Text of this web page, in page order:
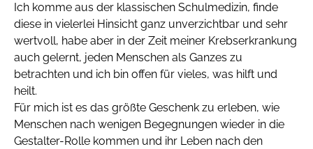
Ich komme aus der klassischen Schulmedizin, finde
diese in vielerlei Hinsicht ganz unverzichtbar und sehr
wertvoll, habe aber in der Zeit meiner Krebserkrankung
auch gelernt, jeden Menschen als Ganzes zu
betrachten und ich bin offen für vieles, was hilft und
heilt.
Für mich ist es das größte Geschenk zu erleben, wie
Menschen nach wenigen Begegnungen wieder in die
Gestalter-Rolle kommen und ihr Leben nach den